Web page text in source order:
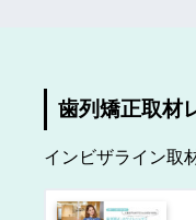
歯列矯正取材
インビザライン取